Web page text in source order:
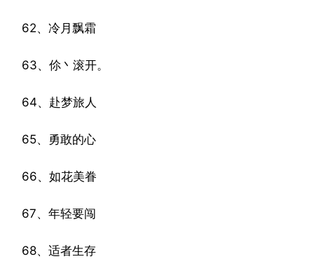
62、冷月飘霜
63、伱丶滚开。
64、赴梦旅人
65、勇敢的心
66、如花美眷
67、年轻要闯
68、适者生存